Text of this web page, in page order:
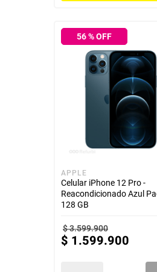
56% OFF
APPLE
Celular iPhone 12 Pro -
Reacondicionado Azul
128 GB
$3.599.900
$ 1.599.900